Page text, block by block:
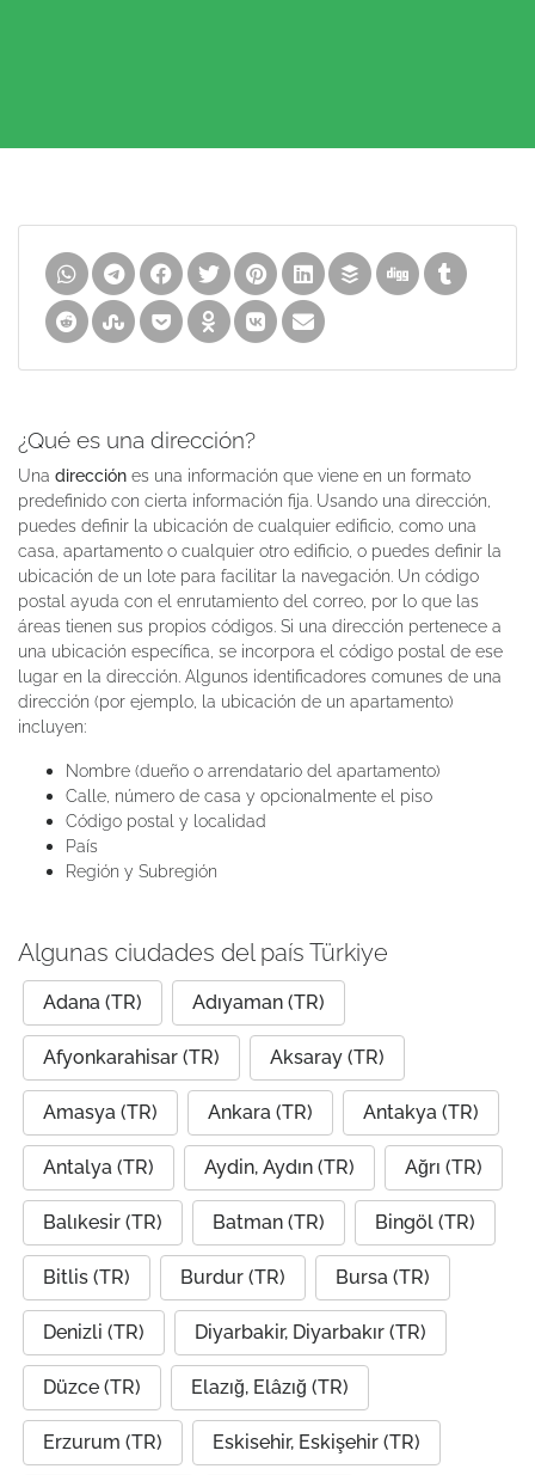
¿Qué es una dirección?
Una dirección es una información que viene en un formato
predefinido con cierta información fija. Usando una dirección,
puedes definir la ubicación de cualquier edificio, como una
casa, apartamento o cualquier otro edificio, o puedes definir la
ubicación de un lote para facilitar la navegación. Un código
postal ayuda con el enrutamiento del correo, por lo que las
áreas tienen sus propios códigos. Si una dirección pertenece a
una ubicación específica, se incorpora el código postal de ese
lugar en la dirección. Algunos identificadores comunes de una
dirección (por ejemplo, la ubicación de un apartamento)
incluyen:
Nombre (dueño o arrendatario del apartamento)
Calle, número de casa y opcionalmente el piso
Código postal y localidad
País
Región y Subregión
Algunas ciudades del país Türkiye
Adana (TR) Adıyaman (TR)
Afyonkarahisar (TR) Aksaray (TR)
Amasya (TR) Ankara (TR) Antakya (TR)
Antalya (TR) Aydin, Aydın (TR) Ağrı (TR)
Balıkesir (TR) Batman (TR) Bingöl (TR)
Bitlis (TR) Burdur (TR) Bursa (TR)
Denizli (TR) Diyarbakir, Diyarbakır (TR)
Düzce (TR) Elazığ, Elâzığ (TR)
Erzurum (TR) Eskisehir, Eskişehir (TR)